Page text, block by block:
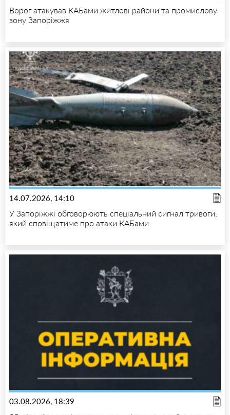
Ворог атакував КАБами житлові райони та промислову
зону Запоріжжя
14.07.2026, 14:10
У Запоріжжі обговорюють спеціальний сигнал тривоги,
який сповіщатиме про атаки КАБами
03.08.2026, 18:39